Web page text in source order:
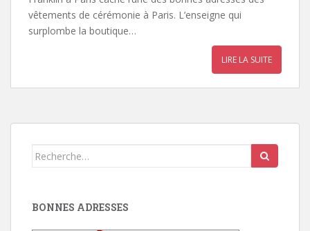
vêtements de cérémonie à Paris. L’enseigne qui
surplombe la boutique…
LIRE LA SUITE
Search
BONNES ADRESSES